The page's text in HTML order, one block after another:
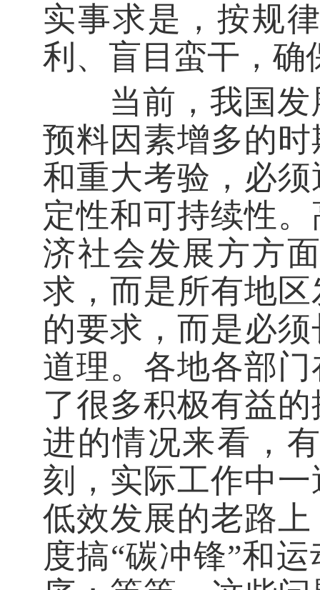
实事求是，按规
利、盲目蛮干，确
当前，我国发
预料因素增多的
和重大考验，必
定性和可持续性
济社会发展方方
求，而是所有地
的要求，而是必
道理。各地各部
了很多积极有益
进的情况来看，
刻，实际工作中
低效发展的老路
度搞“碳冲锋”和